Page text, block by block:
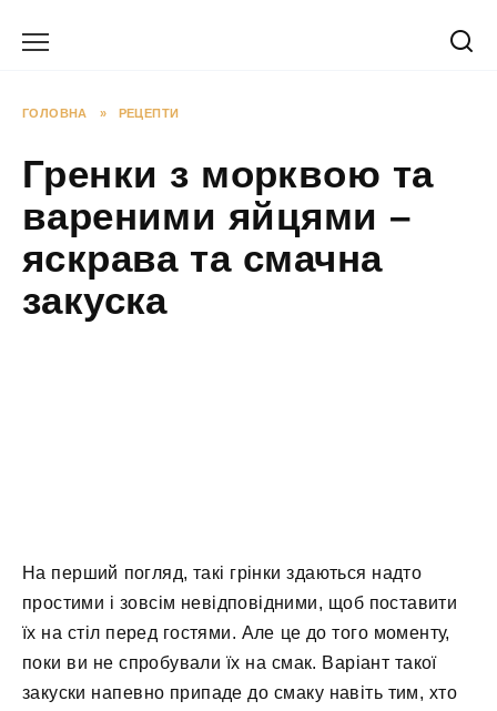
ГОЛОВНА » РЕЦЕПТИ
Гренки з морквою та
вареними яйцями –
яскрава та смачна
закуска
На перший погляд, такі грінки здаються надто
простими і зовсім невідповідними, щоб поставити
їх на стіл перед гостями. Але це до того моменту,
поки ви не спробували їх на смак. Варіант такої
закуски напевно припаде до смаку навіть тим, хто